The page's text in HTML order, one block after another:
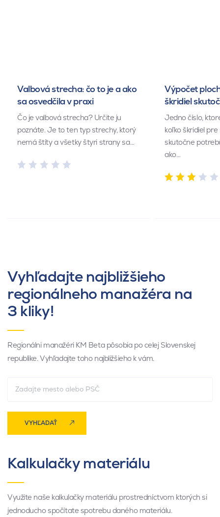
Valbová strecha: čo to je a ako
sa osvedčila v praxi
Čo je valbová strecha? Určite ju
poznáte. Je to ten typ strechy, ktorý
nemá štíty a všetky štyri strany sa…
Výpočet
škridiel
Jedno číslo,
koľko škridiel
skutočne
ako…
Vyhľadajte najbližšieho
regionálneho manažéra na
3 kliky!
Regionálni manažéri KM Beta pôsobia po celej Slovenskej
republike. Vyhľadajte toho najbližšieho k vám.
VYHĽADAŤ
Kalkulačky materiálu
Využite naše kalkulačky materiálu prostredníctvom ktorých si
jednoducho spočítate spotrebu daného materiálu.